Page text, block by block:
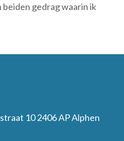
gedrag waarin ik
10 2406 AP Alphen